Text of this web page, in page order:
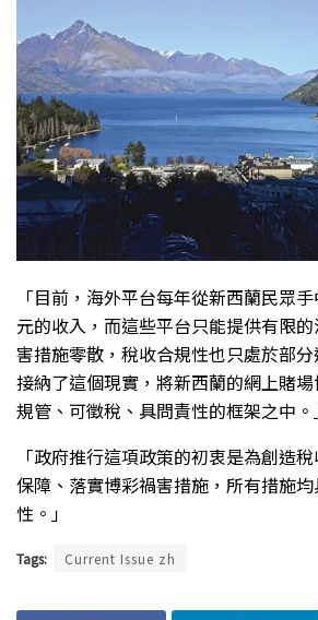
「目前，海外平台每年從新西蘭民眾
元的收入，而這些平台只能提供有限
害措施零散，稅收合規性也只處於部
接納了這個現實，將新西蘭的網上賭
規管、可徵稅、具問責性的框架之中。
「政府推行這項政策的初衷是為創造
保障、落實博彩禍害措施，所有措施
性。」
Tags: Current Issue zh